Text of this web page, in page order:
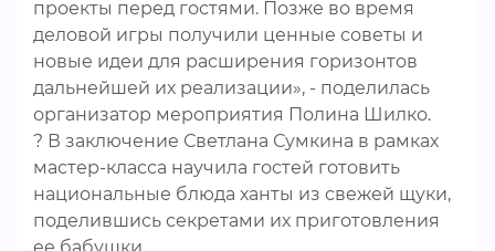
проекты перед гостями. Позже во время
деловой игры получили ценные советы и
новые идеи для расширения горизонтов
дальнейшей их реализации», - поделилась
организатор мероприятия Полина Шилко. ⠀
? В заключение Светлана Сумкина в рамках
мастер-класса научила гостей готовить
национальные блюда ханты из свежей щуки,
поделившись секретами их приготовления